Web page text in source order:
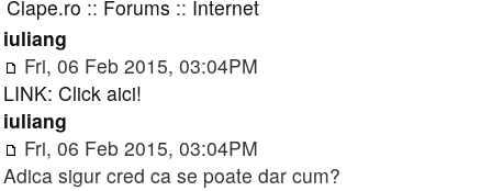
Clape.ro :: Forums :: Internet
iuliang
Fri, 06 Feb 2015, 03:04PM
LINK: Click aici!
iuliang
Fri, 06 Feb 2015, 03:04PM
Adica sigur cred ca se poate dar cum?